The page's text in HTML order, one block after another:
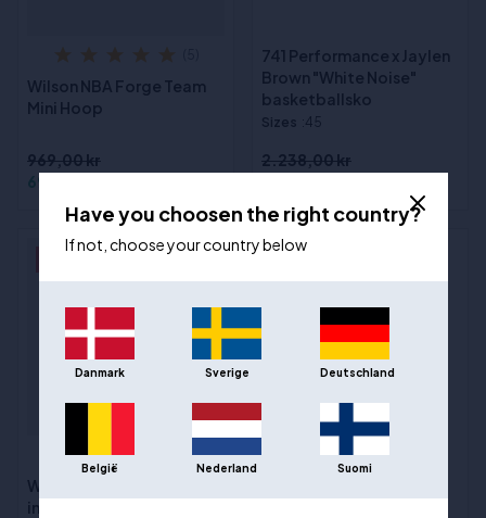
Wilson NBA Forge Team
Mini Hoop
969,00 kr
699,00 kr
741 Performance x Jaylen
Brown "White Noise"
basketballsko
Sizes :45
2.238,00 kr
(12)
Wilson NBA Authentic
innendørs/utendørs -
Have you choosen the right country?
If not, choose your country below
Danmark Sverige Deutschland
België Nederland Suomi